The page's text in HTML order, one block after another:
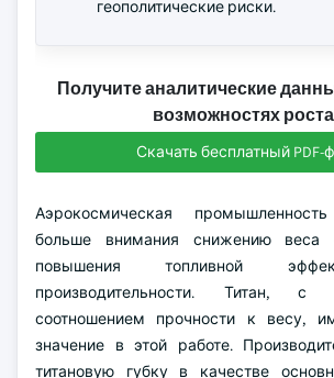
геополитические риски.
Получите аналитические
возможностях
Скачать бесплатный PDF-
Аэрокосмическая
больше внимания снижению веса
повышения топливной
производительности. Титан,
соотношением прочности к весу,
значение в этой работе.
титановую губку в качестве